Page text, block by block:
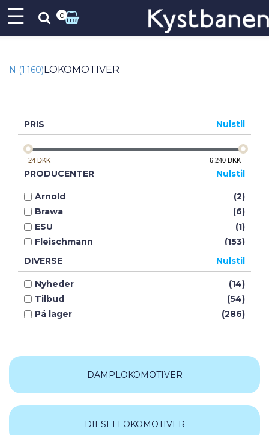
☰ 0
N (1:160)LOKOMOTIVER
PRIS Nulstil
24 DKK 6,240 DKK
PRODUCENTER Nulstil
Arnold
(2)
Brawa
(6)
ESU
(1)
Fleischmann
(153)
Kato
(37)
LemkeCollection
(8)
Piko
(20)
Roco
(2)
Trix
(68)
DIVERSE Nulstil
Nyheder
(14)
Tilbud
(54)
På lager
(286)
DAMPLOKOMOTIVER
DIESELLOKOMOTIVER